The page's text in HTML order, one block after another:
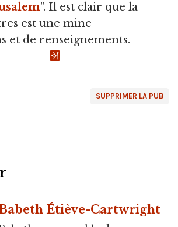
". Il est clair que la
est une mine
et de renseignements.
SUPPRIMER LA PUB
Étiève-Cartwright